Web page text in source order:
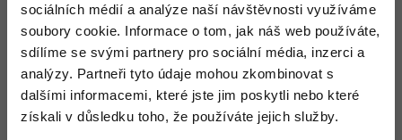
sociálních médií a analýze naší návštěvnosti využíváme
soubory cookie. Informace o tom, jak náš web používáte,
sdílíme se svými partnery pro sociální média, inzerci a
analýzy. Partneři tyto údaje mohou zkombinovat s
dalšími informacemi, které jste jim poskytli nebo které
získali v důsledku toho, že používáte jejich služby.
C++ na bázi WinAPI.
Samozřejmě, že XNA není C# - je to vývojářská platforma která
umožňuje psát hry snadno a rychle.
Odpovědět